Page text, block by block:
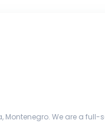
Montenegro. We are a